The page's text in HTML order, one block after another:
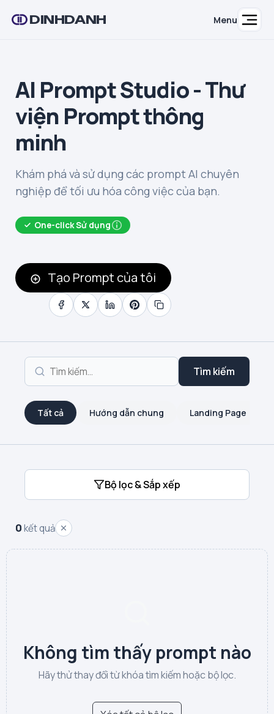
DINHDANH Menu
AI Prompt Studio - Thư
viện Prompt thông
minh
Khám phá và sử dụng các prompt AI chuyên
nghiệp để tối ưu hóa công việc của bạn.
One-click Sử dụng
Tạo Prompt của tôi
Tìm kiếm
Tất cả Hướng dẫn chung Landing Page
Bộ lọc & Sắp xếp
0kết quả
Không tìm thấy prompt nào
Hãy thử thay đổi từ khóa tìm kiếm hoặc bộ lọc.